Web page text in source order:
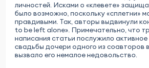
личностей. Исками о «клевете»
было возможно, поскольку «сплетни»
правдивыми. Так, авторы выдвинули
to be left alone». Примечательно, что
написания статьи послужило
свадьбы дочери одного из соавторов
вызвало его немалое недовольство.